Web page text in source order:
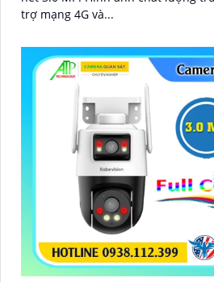
trợ mạng 4G và...